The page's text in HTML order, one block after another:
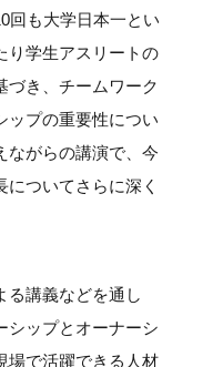
回も大学日本一とい
り学生アスリートの
づき、チームワーク
ップの重要性につい
ながらの講演で、今
ついてさらに深く
る講義などを通し
シップとオーナーシ
場で活躍できる人材